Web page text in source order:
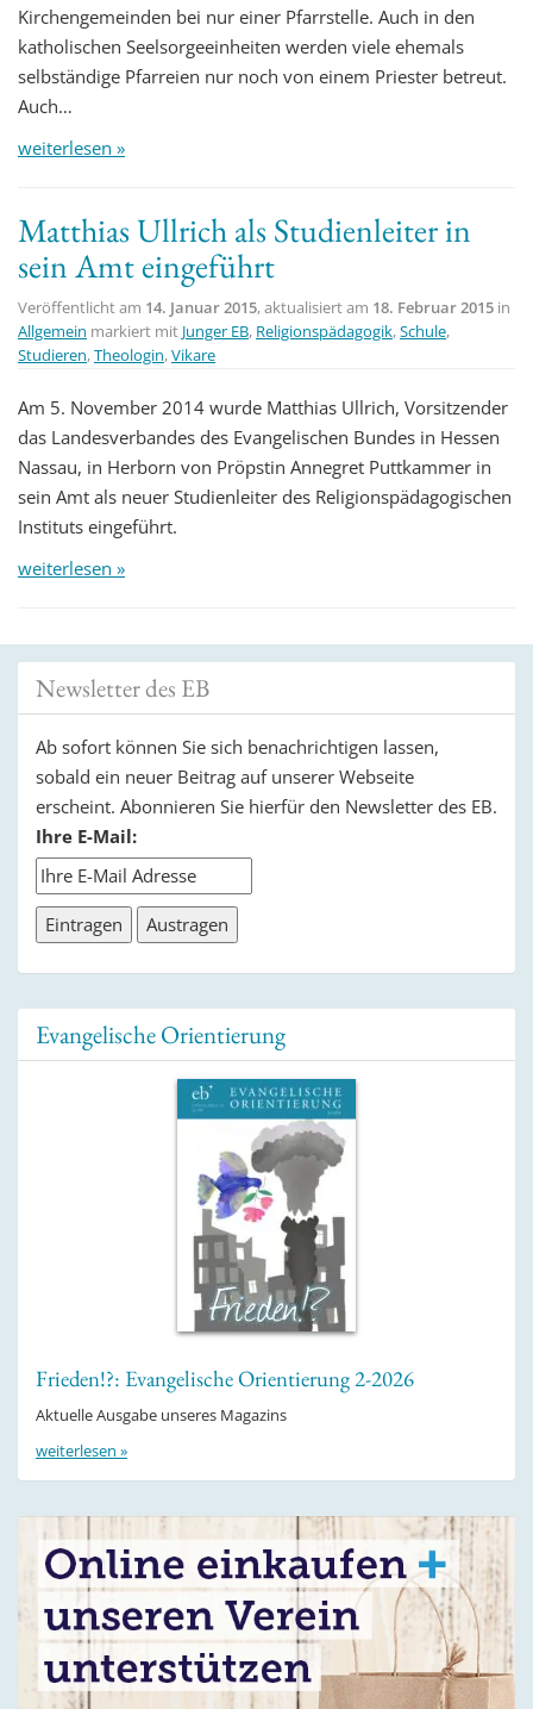
Kirchengemeinden bei nur einer Pfarrstelle. Auch in den
katholischen Seelsorgeeinheiten werden viele ehemals
selbständige Pfarreien nur noch von einem Priester betreut.
Auch…
weiterlesen »
Matthias Ullrich als Studienleiter in
sein Amt eingeführt
Veröffentlicht am 14. Januar 2015, aktualisiert am 18. Februar 2015 in
Allgemein markiert mit Junger EB, Religionspädagogik,Schule,
Studieren,Theologin,Vikare
Am 5. November 2014 wurde Matthias Ullrich, Vorsitzender
das Landesverbandes des Evangelischen Bundes in Hessen
Nassau, in Herborn von Pröpstin Annegret Puttkammer in
sein Amt als neuer Studienleiter des Religionspädagogischen
Instituts eingeführt.
weiterlesen »
Newsletter des EB
Ab sofort können Sie sich benachrichtigen lassen,
sobald ein neuer Beitrag auf unserer Webseite
erscheint. Abonnieren Sie hierfür den Newsletter des EB.
Ihre E-Mail:
Evangelische Orientierung
Frieden!?: Evangelische Orientierung 2-2026
Aktuelle Ausgabe unseres Magazins
weiterlesen »